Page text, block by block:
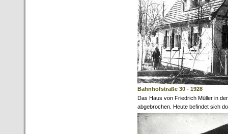
Bahnhofstraße 30 - 1928
Das Haus von Friedrich Müller in
abgebrochen. Heute befindet sich